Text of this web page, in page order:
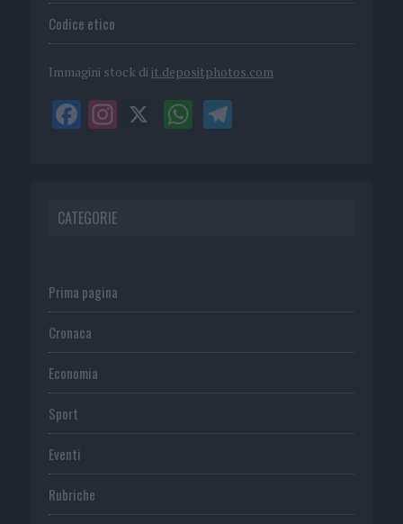
Codice etico
Immagini stock di it.depositphotos.com
CATEGORIE
Prima pagina
Cronaca
Economia
Sport
Eventi
Rubriche